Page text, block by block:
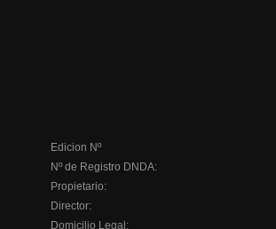
Edicion Nº
Nº de Registro DNDA:
Propietario:
Director:
Domicilio Legal: